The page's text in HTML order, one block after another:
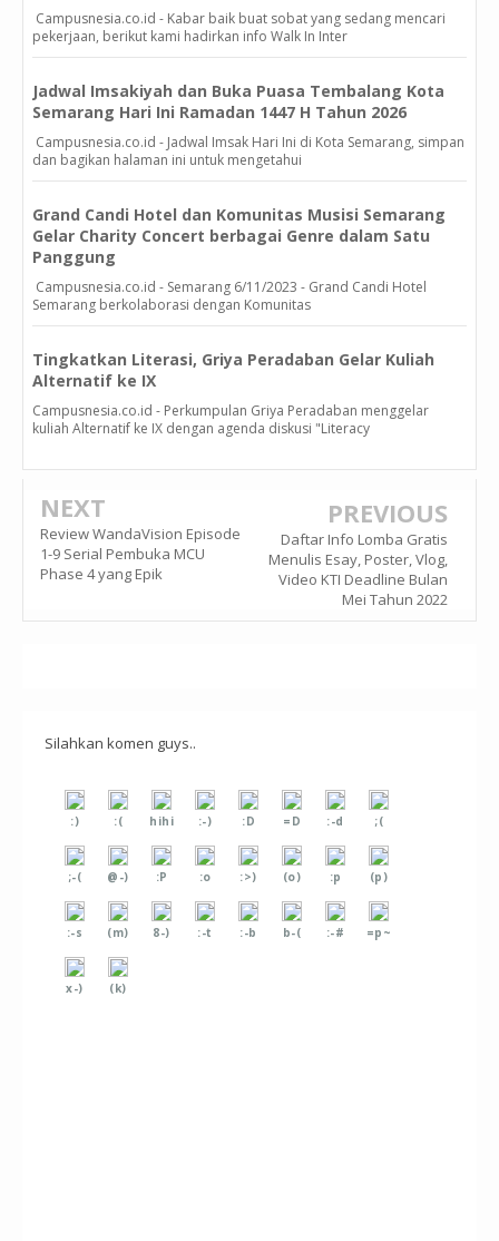
Campusnesia.co.id - Kabar baik buat sobat yang sedang mencari
pekerjaan, berikut kami hadirkan info Walk In Inter
Jadwal Imsakiyah dan Buka Puasa Tembalang Kota
Semarang Hari Ini Ramadan 1447 H Tahun 2026
Campusnesia.co.id - Jadwal Imsak Hari Ini di Kota Semarang, simpan
dan bagikan halaman ini untuk mengetahui
Grand Candi Hotel dan Komunitas Musisi Semarang
Gelar Charity Concert berbagai Genre dalam Satu
Panggung
Campusnesia.co.id - Semarang 6/11/2023 - Grand Candi Hotel
Semarang berkolaborasi dengan Komunitas
Tingkatkan Literasi, Griya Peradaban Gelar Kuliah
Alternatif ke IX
Campusnesia.co.id - Perkumpulan Griya Peradaban menggelar
kuliah Alternatif ke IX dengan agenda diskusi "Literacy
NEXT
Review WandaVision Episode
1-9 Serial Pembuka MCU
Phase 4 yang Epik
PREVIOUS
Daftar Info Lomba Gratis
Menulis Esay, Poster, Vlog,
Video KTI Deadline Bulan
Mei Tahun 2022
Silahkan komen guys..
:) :( hihi :-) :D =D :-d ;(
;-( @-) :P :o :>) (o) :p (p)
:-s (m) 8-) :-t :-b b-( :-# =p~
x-) (k)